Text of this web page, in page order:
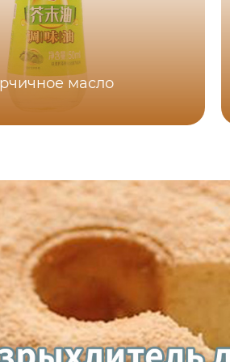
масло